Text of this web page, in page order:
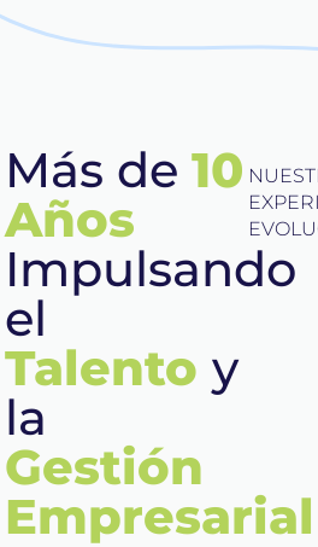
Más de 10
Años
Impulsando
el
Talento y
la
Gestión
Empresarial